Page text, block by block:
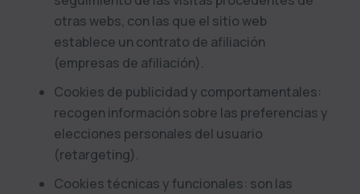
otras webs, con las que el sitio web
establece un contrato de afiliación
(empresas de afiliación).
Cookies de publicidad y comportamentales:
recogen información sobre las preferencias y
elecciones personales del usuario
(retargeting).
Cookies técnicas y funcionales: son las